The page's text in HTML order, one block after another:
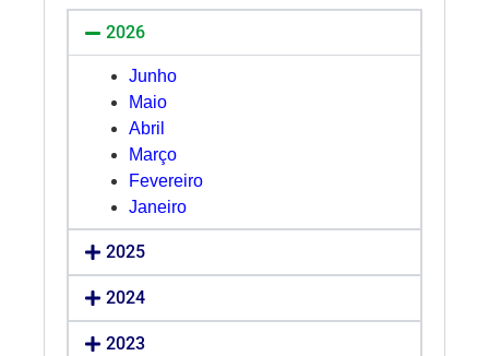
2026
Junho
Maio
Abril
Março
Fevereiro
Janeiro
2025
2024
2023